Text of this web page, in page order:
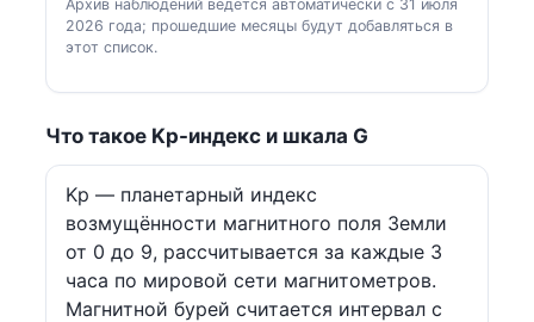
Архив наблюдений ведётся автоматически с 31 июля
2026 года; прошедшие месяцы будут добавляться в
этот список.
Что такое Kp-индекс и шкала G
Kp — планетарный индекс
возмущённости магнитного поля Земли
от 0 до 9, рассчитывается за каждые 3
часа по мировой сети магнитометров.
Магнитной бурей считается интервал с